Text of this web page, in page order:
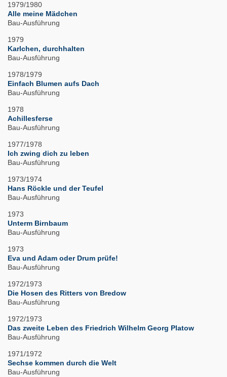
1979/1980
Alle meine Mädchen
Bau-Ausführung
1979
Karlchen, durchhalten
Bau-Ausführung
1978/1979
Einfach Blumen aufs Dach
Bau-Ausführung
1978
Achillesferse
Bau-Ausführung
1977/1978
Ich zwing dich zu leben
Bau-Ausführung
1973/1974
Hans Röckle und der Teufel
Bau-Ausführung
1973
Unterm Birnbaum
Bau-Ausführung
1973
Eva und Adam oder Drum prüfe!
Bau-Ausführung
1972/1973
Die Hosen des Ritters von Bredow
Bau-Ausführung
1972/1973
Das zweite Leben des Friedrich Wilhelm Georg Platow
Bau-Ausführung
1971/1972
Sechse kommen durch die Welt
Bau-Ausführung